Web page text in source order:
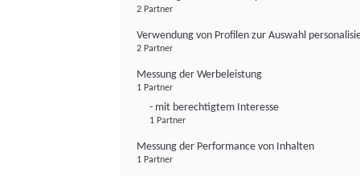
2 Partner
Verwendung von Profilen zur Auswahl
2 Partner
Messung der Werbeleistung
1 Partner
- mit berechtigtem Interesse
1 Partner
Messung der Performance von Inhalten
1 Partner